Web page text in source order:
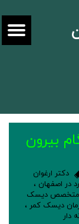
بیرون
دکتر ارغوان
در اصفهان ،
متخصص دیسک
دیسک کمر ،
دار